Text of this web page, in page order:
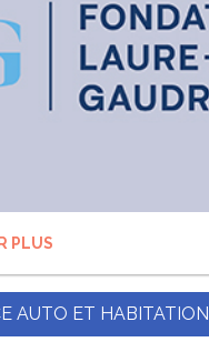
PLUS
AUTO ET HABITATION